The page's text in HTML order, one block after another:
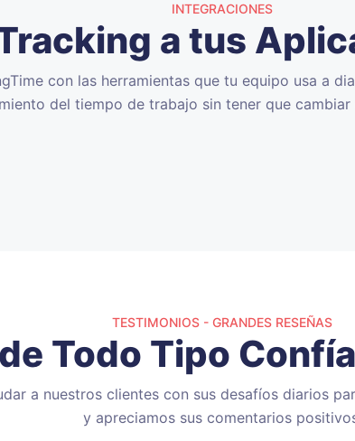
INTEGRACIONES
a tus
con las herramientas que tu equipo usa a
del tiempo de trabajo sin tener que cambiar
TESTIMONIOS - GRANDES RESEÑAS
Todo Tipo
a nuestros clientes con sus desafíos diarios
y apreciamos sus comentarios